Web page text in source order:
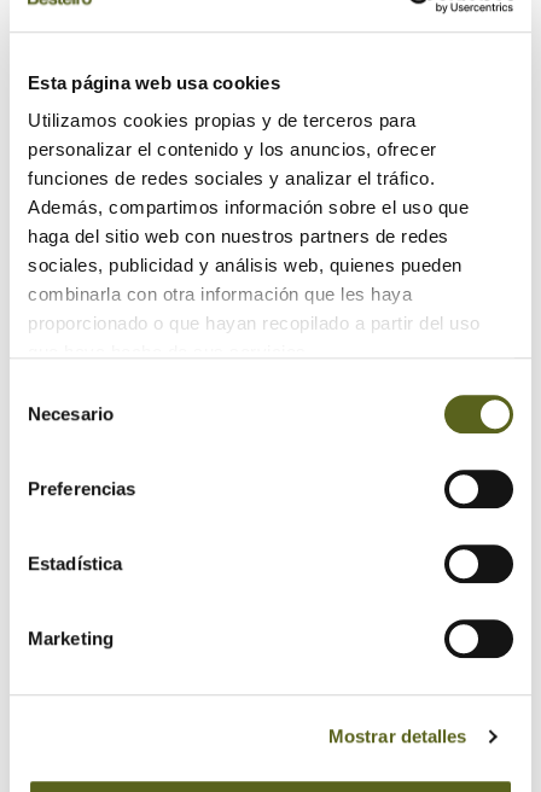
Esta página web usa cookies
Utilizamos cookies propias y de terceros para
personalizar el contenido y los anuncios, ofrecer
funciones de redes sociales y analizar el tráfico.
Además, compartimos información sobre el uso que
haga del sitio web con nuestros partners de redes
sociales, publicidad y análisis web, quienes pueden
combinarla con otra información que les haya
proporcionado o que hayan recopilado a partir del uso
Necesario
Preferencias
Estadística
Marketing
Mostrar detalles
Usos de la madera en el exterior del hogar
Revestimientos de madera para fachadas con estilo
Maximizando el espacio: Armarios y cajones debajo de
las escaleras
Archivo
2023
2020
2019
2016